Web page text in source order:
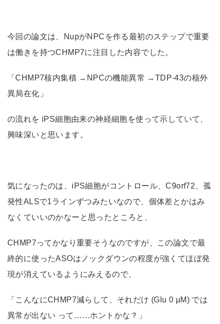
今回の論文は、NupがNPCを作る最初のステップで重要
は働きを持つCHMP7に注目した内容でした。
「CHMP7核内集積 →NPCの機能異常 →TDP-43の核外
異局在化」
の流れを iPS細胞由来の神経細胞を使って示していて、
興味深いと思います。
気になったのは、iPS細胞がコントロール、C9orf72、孤
発性ALSで1ラインずつみたいなので、個体差とかはみ
なくていいのかなーと思ったところと、
CHMP7ってかなり重要そうなのですが、この論文で最
終的に使ったASOはノックダウンの程度が強くてほぼ発
現が消えているようにみえるので、
「こんなにCHMP7減らして、それだけ (Glu 0 µM) では
異常が出ない って……ホントかな？」